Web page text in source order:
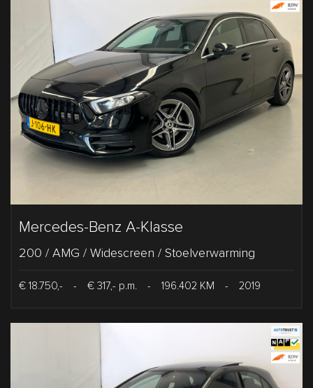
Mercedes-Benz A-Klasse
200 / AMG / Widescreen / Stoelverwarming
€ 18.750,- - € 317,- p.m. - 196.402 KM - 2019